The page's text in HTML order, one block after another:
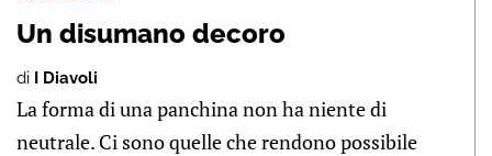
Un disumano decoro
di I Diavoli
La forma di una panchina non ha niente di
neutrale. Ci sono quelle che rendono possibile